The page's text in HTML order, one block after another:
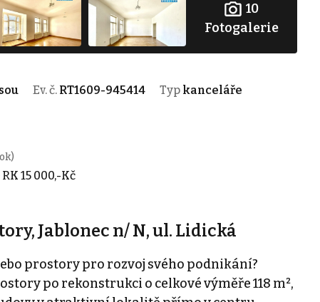
10
Fotogalerie
Ev. č. RT1609-945414 Typ kanceláře
15 000,-Kč
Jablonec n/ N, ul. Lidická
prostory pro rozvoj svého podnikání?
po rekonstrukci o celkové výměře 118 m²,